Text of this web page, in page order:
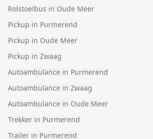
Rolstoelbus in Oude Meer
Pickup in Purmerend
Pickup in Oude Meer
Pickup in Zwaag
Autoambulance in Purmerend
Autoambulance in Zwaag
Autoambulance in Oude Meer
Trekker in Purmerend
Trailer in Purmerend